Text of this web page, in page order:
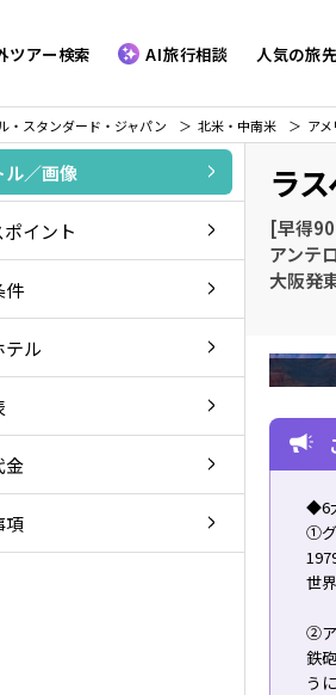
ツアー検索 AI旅行相談 人気の旅
・スタンダード・ジャパン 北米・中南米 ア
ル／画像
ポイント
件
テル
金
項
ラ
[早得
アンテ
大阪発
◆6
①グ
世
②
鉄
う